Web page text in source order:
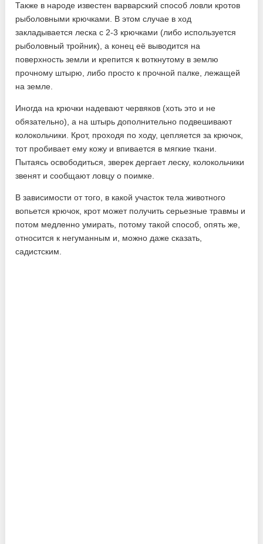
Также в народе известен варварский способ ловли кротов
рыболовными крючками. В этом случае в ход
закладывается леска с 2-3 крючками (либо используется
рыболовный тройник), а конец её выводится на
поверхность земли и крепится к воткнутому в землю
прочному штырю, либо просто к прочной палке, лежащей
на земле.
Иногда на крючки надевают червяков (хоть это и не
обязательно), а на штырь дополнительно подвешивают
колокольчики. Крот, проходя по ходу, цепляется за крючок,
тот пробивает ему кожу и впивается в мягкие ткани.
Пытаясь освободиться, зверек дергает леску, колокольчики
звенят и сообщают ловцу о поимке.
В зависимости от того, в какой участок тела животного
вопьется крючок, крот может получить серьезные травмы и
потом медленно умирать, потому такой способ, опять же,
относится к негуманным и, можно даже сказать,
садистским.